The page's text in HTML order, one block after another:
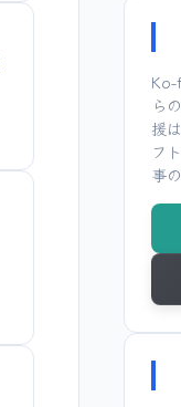
Ko-
ら
援は
フ
事